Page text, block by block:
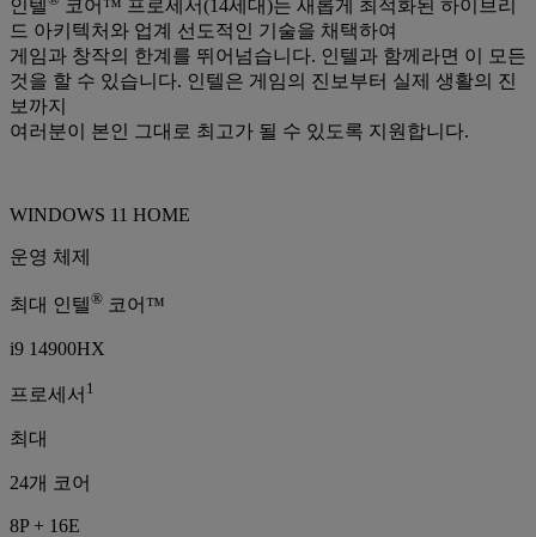
인텔
코어™ 프로세서(14세대)는 새롭게 최적화된 하이브리
드 아키텍처와 업계 선도적인 기술을 채택하여
게임과 창작의 한계를 뛰어넘습니다. 인텔과 함께라면 이 모든
것을 할 수 있습니다. 인텔은 게임의 진보부터 실제 생활의 진
보까지
여러분이 본인 그대로 최고가 될 수 있도록 지원합니다.
WINDOWS 11 HOME
운영 체제
최대 인텔® 코어™
i9 14900HX
프로세서 1
최대
24개 코어
8P + 16E